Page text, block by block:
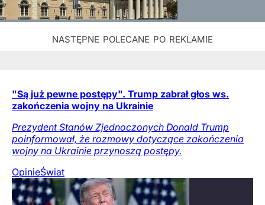
"Są już pewne postępy". Trump zabrał głos ws.
zakończenia wojny na Ukrainie
Prezydent Stanów Zjednoczonych Donald Trump
poinformował, że rozmowy dotyczące zakończenia
wojny na Ukrainie przynoszą postępy.
OpinieŚwiat